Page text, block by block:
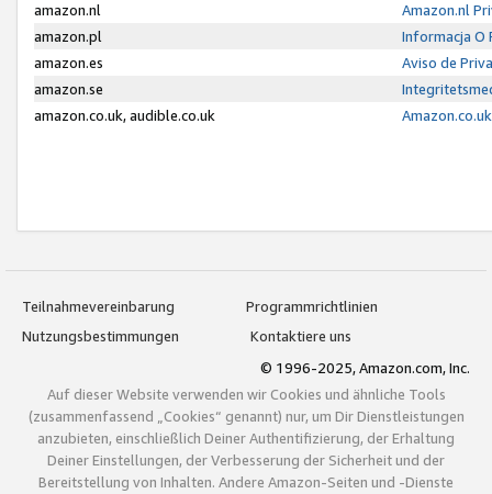
amazon.nl
Amazon.nl
amazon.pl
Informacja O
amazon.es
Aviso de
amazon.se
amazon.co.uk, audible.co.uk
Teilnahmevereinbarung
Programmrichtlinien
Nutzungsbestimmungen
Kontaktiere uns
© 1996-2025, Amazon.com, Inc.
Auf dieser Website verwenden wir Cookies und ähnliche Tools
(zusammenfassend „Cookies“ genannt) nur, um Dir Dienstleistungen
anzubieten, einschließlich Deiner Authentifizierung, der Erhaltung
Deiner Einstellungen, der Verbesserung der Sicherheit und der
Bereitstellung von Inhalten. Andere Amazon-Seiten und -Dienste